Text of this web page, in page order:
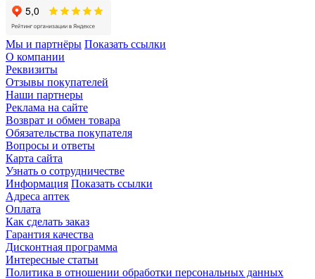
Мы и партнёры Показать ссылки
О компании
Реквизиты
Отзывы покупателей
Наши партнеры
Реклама на сайте
Возврат и обмен товара
Обязательства покупателя
Вопросы и ответы
Карта сайта
Узнать о сотрудничестве
Информация Показать ссылки
Адреса аптек
Оплата
Как сделать заказ
Гарантия качества
Дисконтная программа
Интересные статьи
Политика в отношении обработки персональных данных